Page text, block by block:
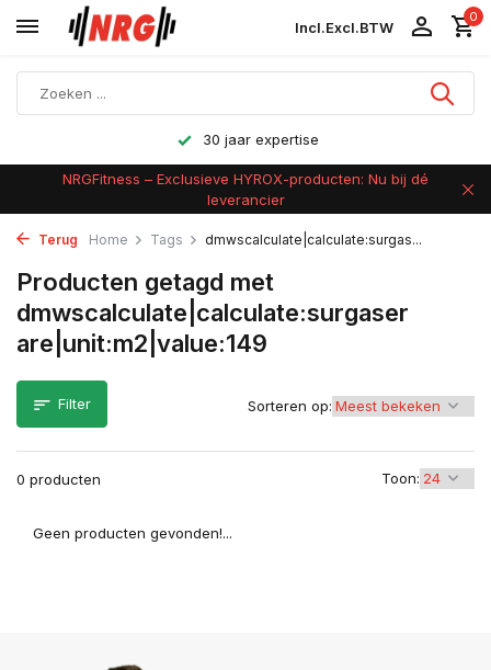
Incl.Excl.BTW
0
30 jaar expertise
NRGFitness – Exclusieve HYROX-producten: Nu bij dé
leverancier
Terug Home Tags dmwscalculate|calculate:surgas...
Producten getagd met
dmwscalculate|calculate:surgaser
are|unit:m2|value:149
Filter
0 producten Toon:
Sorteren op:
Geen producten gevonden!...